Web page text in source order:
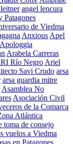
angel lencura
Patagones
de Viedma
Anxious Apel
Apologgia
Arabela Carreras
Río Negro Ariel
Savi Crudo arsa
arsa guardia mitre
Asamblea No
Asociación Civil
de la Comarca
Atlántica
toma de consejo
vuelos a Viedma
en Patagones